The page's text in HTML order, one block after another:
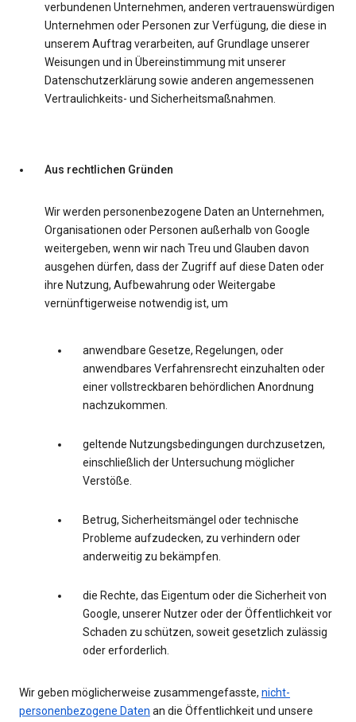
verbundenen Unternehmen, anderen vertrauenswürdigen
Unternehmen oder Personen zur Verfügung, die diese in
unserem Auftrag verarbeiten, auf Grundlage unserer
Weisungen und in Übereinstimmung mit unserer
Datenschutzerklärung sowie anderen angemessenen
Vertraulichkeits- und Sicherheitsmaßnahmen.
Aus rechtlichen Gründen
Wir werden personenbezogene Daten an Unternehmen,
Organisationen oder Personen außerhalb von Google
weitergeben, wenn wir nach Treu und Glauben davon
ausgehen dürfen, dass der Zugriff auf diese Daten oder
ihre Nutzung, Aufbewahrung oder Weitergabe
vernünftigerweise notwendig ist, um
anwendbare Gesetze, Regelungen, oder
anwendbares Verfahrensrecht einzuhalten oder
einer vollstreckbaren behördlichen Anordnung
nachzukommen.
geltende Nutzungsbedingungen durchzusetzen,
einschließlich der Untersuchung möglicher
Verstöße.
Betrug, Sicherheitsmängel oder technische
Probleme aufzudecken, zu verhindern oder
anderweitig zu bekämpfen.
die Rechte, das Eigentum oder die Sicherheit von
Google, unserer Nutzer oder der Öffentlichkeit vor
Schaden zu schützen, soweit gesetzlich zulässig
oder erforderlich.
Wir geben möglicherweise zusammengefasste, nicht-
personenbezogene Daten an die Öffentlichkeit und unsere